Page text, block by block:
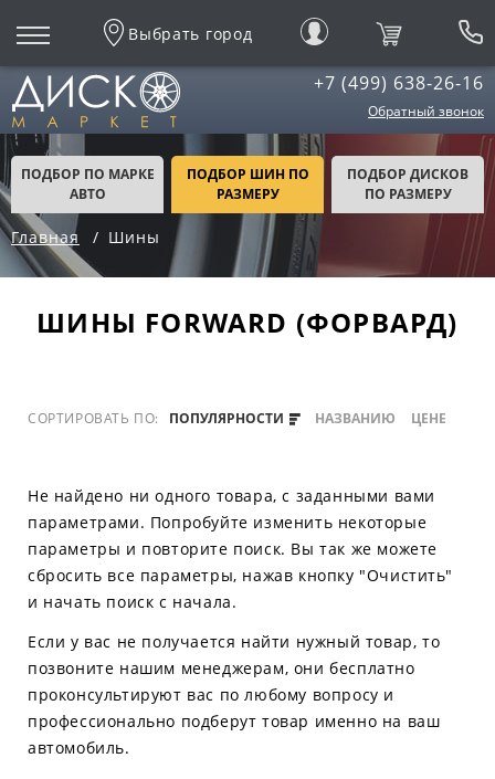
Выбрать город
+7 (499) 638-26-16
Обратный звонок
ПОДБОР ПО МАРКЕ
АВТО
ПОДБОР ШИН ПО
РАЗМЕРУ
ПОДБОР ДИСКОВ
ПО РАЗМЕРУ
Главная Шины
ШИНЫ FORWARD (ФОРВАРД)
СОРТИРОВАТЬ ПО: ПОПУЛЯРНОСТИ НАЗВАНИЮ ЦЕНЕ
Не найдено ни одного товара, с заданными вами
параметрами. Попробуйте изменить некоторые
параметры и повторите поиск. Вы так же можете
сбросить все параметры, нажав кнопку "Очистить"
и начать поиск с начала.
Если у вас не получается найти нужный товар, то
позвоните нашим менеджерам, они бесплатно
проконсультируют вас по любому вопросу и
профессионально подберут товар именно на ваш
автомобиль.